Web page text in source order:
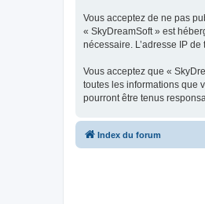
Vous acceptez de ne pas
« SkyDreamSoft » est
nécessaire. L’adresse IP
Vous acceptez que «
toutes les informations que
pourront être tenus
Index du forum